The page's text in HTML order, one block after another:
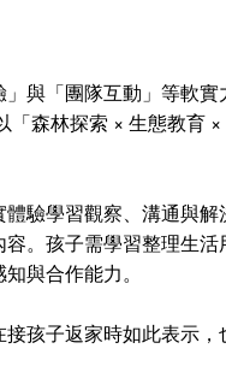
與「團隊互動」等軟實
森林探索 × 生態教育
驗學習觀察、溝通與
。孩子需學習整理生
與合作能力。
孩子返家時如此表示